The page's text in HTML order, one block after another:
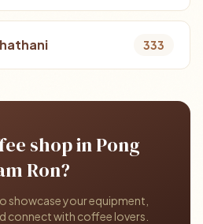
333
shop in Pong
Ron?
showcase your equipment,
connect with coffee lovers.